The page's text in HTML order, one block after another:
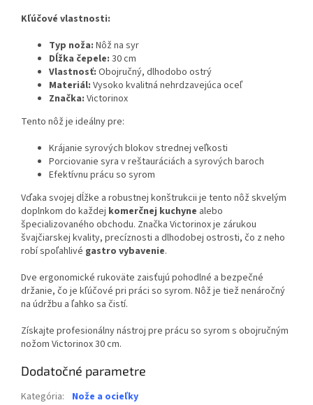
Kľúčové vlastnosti:
Typ noža: Nôž na syr
Dĺžka čepele: 30 cm
Vlastnosť: Obojručný, dlhodobo ostrý
Materiál: Vysoko kvalitná nehrdzavejúca oceľ
Značka: Victorinox
Tento nôž je ideálny pre:
Krájanie syrových blokov strednej veľkosti
Porciovanie syra v reštauráciách a syrových baroch
Efektívnu prácu so syrom
Vďaka svojej dĺžke a robustnej konštrukcii je tento nôž skvelým
doplnkom do každej komerčnej kuchyne alebo
špecializovaného obchodu. Značka Victorinox je zárukou
švajčiarskej kvality, precíznosti a dlhodobej ostrosti, čo z neho
robí spoľahlivé gastro vybavenie.
Dve ergonomické rukoväte zaisťujú pohodlné a bezpečné
držanie, čo je kľúčové pri práci so syrom. Nôž je tiež nenáročný
na údržbu a ľahko sa čistí.
Získajte profesionálny nástroj pre prácu so syrom s obojručným
nožom Victorinox 30 cm.
Dodatočné parametre
Kategória:
Nože a ocieľky